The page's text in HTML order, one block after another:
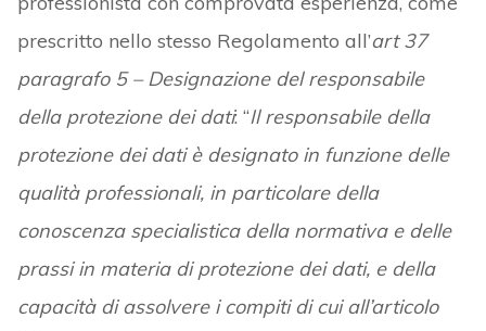
prescritto nello stesso Regolamento all’art 37
paragrafo 5 – Designazione del responsabile
della protezione dei dati: “Il responsabile della
protezione dei dati è designato in funzione delle
qualità professionali, in particolare della
conoscenza specialistica della normativa e delle
prassi in materia di protezione dei dati, e della
capacità di assolvere i compiti di cui all’articolo